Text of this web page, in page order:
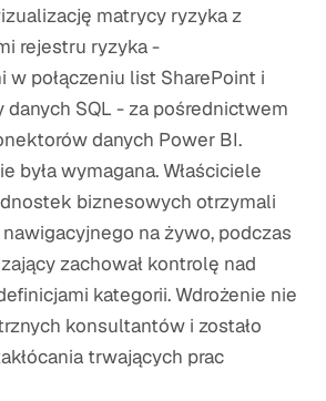
matrycy ryzyka z
rejestru ryzyka -
w połączeniu list SharePoint i
SQL - za pośrednictwem
danych Power BI.
była wymagana. Właściciele
biznesowych otrzymali
na żywo, podczas
zachował kontrolę nad
kategorii. Wdrożenie nie
konsultantów i zostało
trwających prac